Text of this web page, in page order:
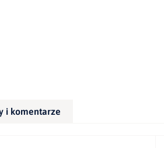
i komentarze